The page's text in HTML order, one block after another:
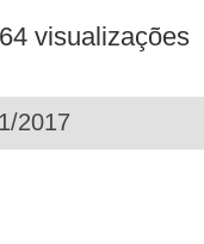
visualizações
2017